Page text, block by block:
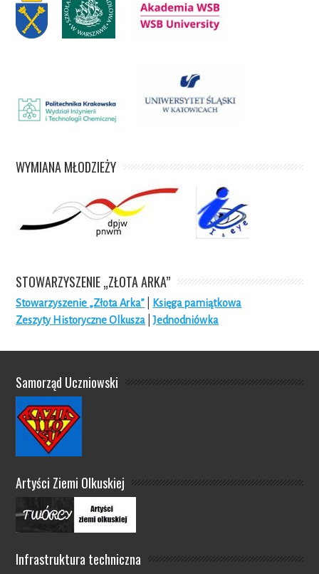
WYMIANA MŁODZIEŻY
STOWARZYSZENIE „ZŁOTA ARKA”
Stowarzyszenie „Złota Arka”
Księga pamiątkowa
Zeszyty Historyczne Olkusza |Jednodniówka
Samorząd Uczniowski
Artyści Ziemi Olkuskiej
Infrastruktura techniczna